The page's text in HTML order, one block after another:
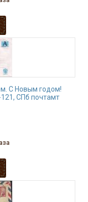
С Новым годом!
СПб почтамт